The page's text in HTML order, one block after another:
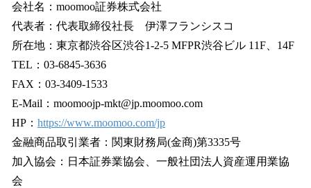
会社名：moomoo証券株式会社
代表者：代表取締役社長 伊澤フランシスコ
所在地：東京都渋谷区渋谷1-2-5 MFPR渋谷ビル 11F、14F
TEL：03-6845-3636
FAX：03-3409-1533
E-Mail：moomoojp-mkt@jp.moomoo.com
HP： https://www.moomoo.com/jp
金融商品取引業者：関東財務局(金商)第3335号
加入協会：日本証券業協会、一般社団法人資産運用業協
会